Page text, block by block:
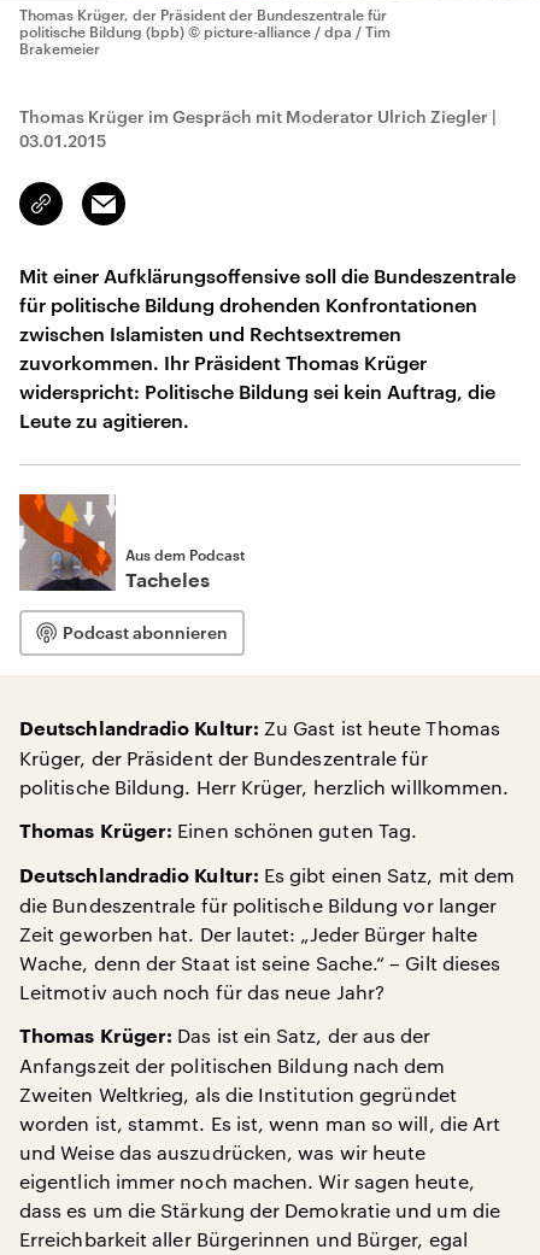
Thomas Krüger, der Präsident der Bundeszentrale für
politische Bildung (bpb) © picture-alliance / dpa / Tim
Brakemeier
Thomas Krüger im Gespräch mit Moderator Ulrich Ziegler |
03.01.2015
Link
kopieren/teilen
Email
Mit einer Aufklärungsoffensive soll die Bundeszentrale
für politische Bildung drohenden Konfrontationen
zwischen Islamisten und Rechtsextremen
zuvorkommen. Ihr Präsident Thomas Krüger
widerspricht: Politische Bildung sei kein Auftrag, die
Leute zu agitieren.
Aus dem Podcast
Tacheles
Podcast abonnieren
Deutschlandradio Kultur: Zu Gast ist heute Thomas
Krüger, der Präsident der Bundeszentrale für
politische Bildung. Herr Krüger, herzlich willkommen.
Thomas Krüger: Einen schönen guten Tag.
Deutschlandradio Kultur: Es gibt einen Satz, mit dem
die Bundeszentrale für politische Bildung vor langer
Zeit geworben hat. Der lautet: „Jeder Bürger halte
Wache, denn der Staat ist seine Sache.“ – Gilt dieses
Leitmotiv auch noch für das neue Jahr?
Thomas Krüger: Das ist ein Satz, der aus der
Anfangszeit der politischen Bildung nach dem
Zweiten Weltkrieg, als die Institution gegründet
worden ist, stammt. Es ist, wenn man so will, die Art
und Weise das auszudrücken, was wir heute
eigentlich immer noch machen. Wir sagen heute,
dass es um die Stärkung der Demokratie und um die
Erreichbarkeit aller Bürgerinnen und Bürger, egal